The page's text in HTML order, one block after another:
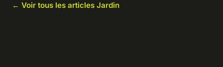
← Voir tous les articles Jardin